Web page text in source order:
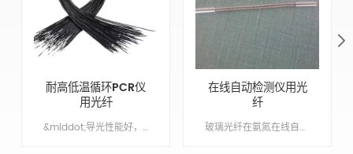
耐高低温循环PCR仪
用光纤
&middot;导光性能好，传输率高 &middot;坚实耐用，稳定性高 &middot;原装进口高品质光纤 &middot;提供OEM & ODM 服务
在线自动检测仪用光
纤
玻璃光纤在氨氮在线自动检测仪应用，总磷在线自动检测仪应用 Min order:1 ShippingPort:Nanjing Original Region:Nanjing Lead Time:1 - 2 weeks